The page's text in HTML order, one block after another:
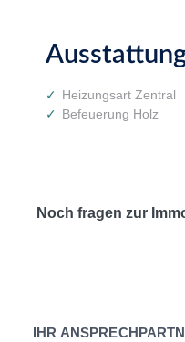
Heizungsart Zentral
Befeuerung Holz
Noch fragen zur
IHR